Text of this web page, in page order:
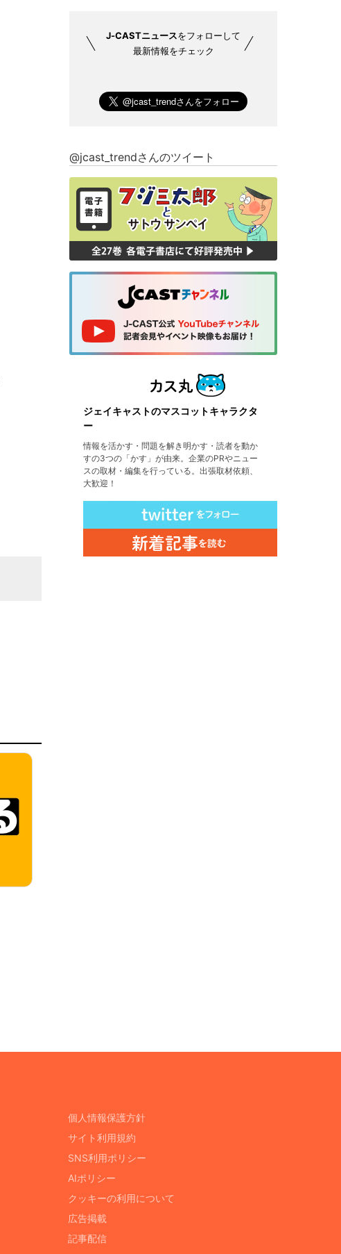
J-CASTニュースをフォローして
最新情報をチェック
@jcast_trendさんのツイート
ジェイキャストのマスコットキャラクタ
ー
情報を活かす・問題を解き明かす・読者を動か
すの3つの「かす」が由来。企業のPRやニュー
スの取材・編集を行っている。出張取材依頼、
大歓迎！
個人情報保護方針
サイト利用規約
SNS利用ポリシー
AIポリシー
クッキーの利用について
広告掲載
記事配信